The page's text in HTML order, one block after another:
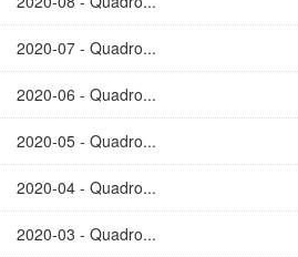
2020-07 - Quadro...
2020-06 - Quadro...
2020-05 - Quadro...
2020-04 - Quadro...
2020-03 - Quadro...